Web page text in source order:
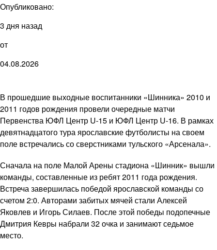
Опубликовано:
3 дня назад
от
04.08.2026
В прошедшие выходные воспитанники «Шинника» 2010 и
2011 годов рождения провели очередные матчи
Первенства ЮФЛ Центр U-15 и ЮФЛ Центр U-16. В рамках
девятнадцатого тура ярославские футболисты на своем
поле встречались со сверстниками тульского «Арсенала».
Сначала на поле Малой Арены стадиона «Шинник» вышли
команды, составленные из ребят 2011 года рождения.
Встреча завершилась победой ярославской команды со
счетом 2:0. Авторами забитых мячей стали Алексей
Яковлев и Игорь Силаев. После этой победы подопечные
Дмитрия Кевры набрали 32 очка и занимают седьмое
место.